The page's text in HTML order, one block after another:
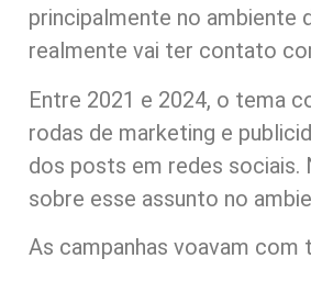
principalmente no ambiente
realmente vai ter contato
Entre 2021 e 2024, o tema
rodas de marketing e
dos posts em redes
sobre esse assunto no
As campanhas voavam